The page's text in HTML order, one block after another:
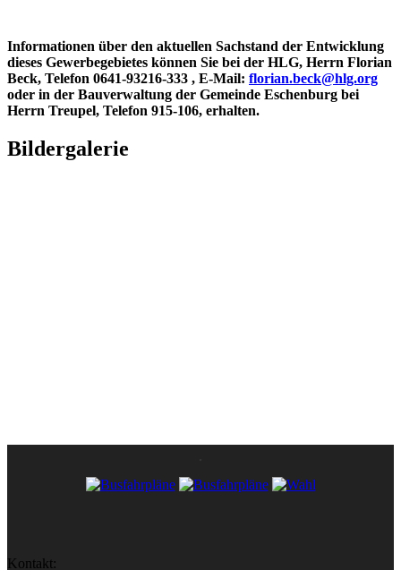
Informationen über den aktuellen Sachstand der Entwicklung
dieses Gewerbegebietes können Sie bei der HLG, Herrn Florian
Beck, Telefon 0641-93216-333 , E-Mail: florian.beck@hlg.org
oder in der Bauverwaltung der Gemeinde Eschenburg bei
Herrn Treupel, Telefon 915-106, erhalten.
Bildergalerie
Kontakt: